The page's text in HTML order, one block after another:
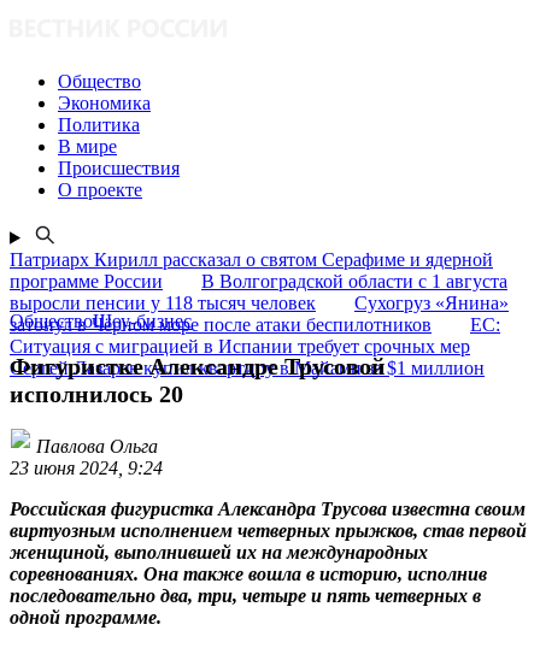
Общество
Экономика
Политика
В мире
Происшествия
О проекте
Патриарх Кирилл рассказал о святом Серафиме и ядерной
программе России
В Волгоградской области с 1 августа
выросли пенсии у 118 тысяч человек
Сухогруз «Янина»
затонул в Чёрном море после атаки беспилотников
ЕС:
Ситуация с миграцией в Испании требует срочных мер
Сергей Лазарев купил квартиру в Майами за $1 миллион
ОбществоШоу-бизнес
Фигуристке Александре Трусовой
исполнилось 20
Павлова Ольга
23 июня 2024, 9:24
Российская фигуристка Александра Трусова известна своим
виртуозным исполнением четверных прыжков, став первой
женщиной, выполнившей их на международных
соревнованиях. Она также вошла в историю, исполнив
последовательно два, три, четыре и пять четверных в
одной программе.